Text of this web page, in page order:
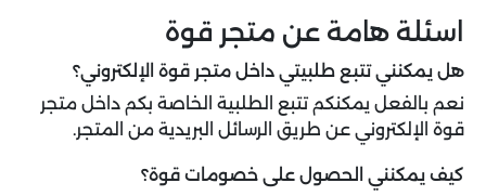
اسئلة هامة عن متجر قوة
هل يمكنني تتبع طلبيتي داخل متجر قوة الإلكتروني؟
نعم بالفعل يمكنكم تتبع الطلبية الخاصة بكم داخل متجر
قوة الإلكتروني عن طريق الرسائل البريدية من المتجر.
كيف يمكنني الحصول على خصومات قوة؟